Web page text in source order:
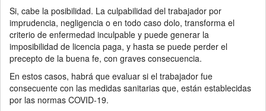
Si, cabe la posibilidad. La culpabilidad del trabajador por
imprudencia, negligencia o en todo caso dolo, transforma el
criterio de enfermedad inculpable y puede generar la
imposibilidad de licencia paga, y hasta se puede perder el
precepto de la buena fe, con graves consecuencia.
En estos casos, habrá que evaluar si el trabajador fue
consecuente con las medidas sanitarias que, están establecidas
por las normas COVID-19.